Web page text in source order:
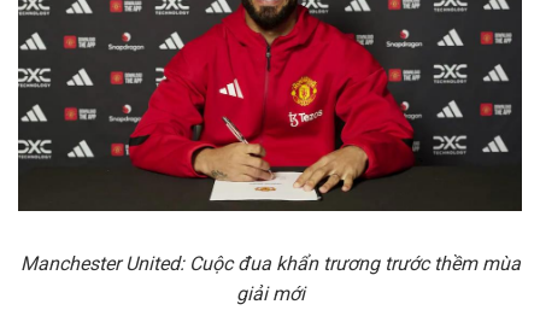
Manchester United: Cuộc đua khẩn trương trước thềm mùa
giải mới